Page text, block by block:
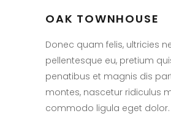
OAK TOWNHOUSE
Donec quam felis, ultricies
pellentesque eu, pretium
penatibus et magnis dis
montes, nascetur ridiculus
commodo ligula eget dolor.